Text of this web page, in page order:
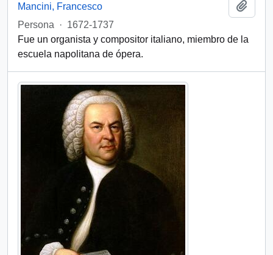
Mancini, Francesco
Persona
· 1672-1737
Fue un organista y compositor italiano, miembro de la
escuela napolitana de ópera.